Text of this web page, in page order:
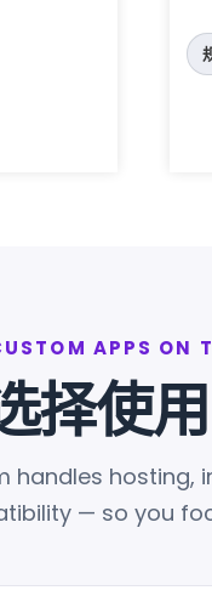
APPS ON
择使
handles hosting,
— so you